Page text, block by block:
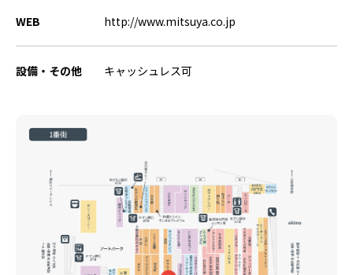
WEB http://www.mitsuya.co.jp
設備・その他 キャッシュレス可